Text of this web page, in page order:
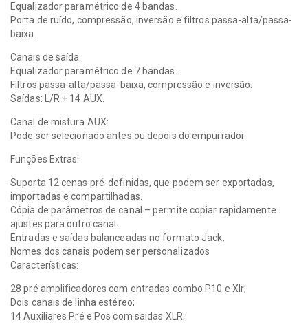
Equalizador paramétrico de 4 bandas.
Porta de ruído, compressão, inversão e filtros passa-alta/passa-
baixa.
Canais de saída:
Equalizador paramétrico de 7 bandas.
Filtros passa-alta/passa-baixa, compressão e inversão.
Saídas: L/R + 14 AUX.
Canal de mistura AUX:
Pode ser selecionado antes ou depois do empurrador.
Funções Extras:
Suporta 12 cenas pré-definidas, que podem ser exportadas,
importadas e compartilhadas.
Cópia de parâmetros de canal – permite copiar rapidamente
ajustes para outro canal.
Entradas e saídas balanceadas no formato Jack.
Nomes dos canais podem ser personalizados
Características:
28 pré amplificadores com entradas combo P10 e Xlr;
Dois canais de linha estéreo;
14 Auxiliares Pré e Pos com saidas XLR;